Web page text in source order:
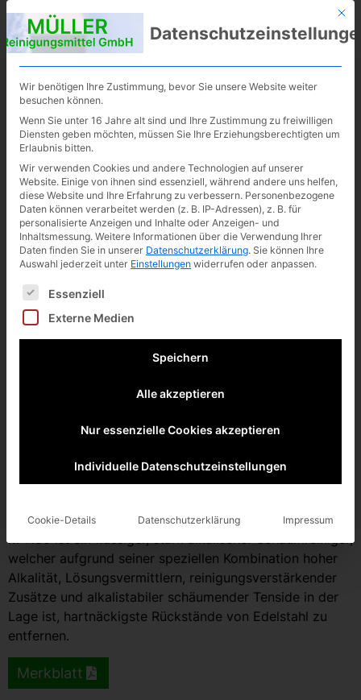
MÜLLER
Reinigungsmittel
GmbH
06355 3101
info@mueller
-
reinigungsmi
M 1180
Produktbeschreibung
M 1180 ist ein flüssiger, stark alkalischer Schaumreiniger,
welcher aufgrund seiner speziellen Kombination hoher
Alkalität, Lösungsvermittlern, reinigungsverstärkender
Zusätze und alkalistabiler schäumender Tenside in der
Lage ist, hartnäckigste Rückstände von Edelstahl zu
entfernen.
Merkblatt
Mit
Wir benötigen Ihre Zustimmung, bevor Sie unsere Website weiter
besuchen können.
Wenn Sie unter 16 Jahre alt sind und Ihre Zustimmung zu freiwilligen
Diensten geben möchten, müssen Sie Ihre Erziehungsberechtigten um
Erlaubnis bitten.
Wir verwenden Cookies und andere Technologien auf unserer
Website. Einige von ihnen sind essenziell, während andere uns helfen,
diese Website und Ihre Erfahrung zu verbessern. Personenbezogene
Daten können verarbeitet werden (z. B. IP-Adressen), z. B. für
personalisierte Anzeigen und Inhalte oder Anzeigen- und
Inhaltsmessung. Weitere Informationen über die Verwendung Ihrer
Daten finden Sie in unserer Datenschutzerklärung. Sie können Ihre
Auswahl jederzeit unter Einstellungen widerrufen oder anpassen.
Es folgt eine Liste der Service-Gruppen, für die eine
Essenziell
Externe Medien
Speichern
Alle akzeptieren
Nur essenzielle Cookies akzeptieren
Individuelle Datenschutzeinstellungen
Cookie-Details Datenschutzerklärung Impressum